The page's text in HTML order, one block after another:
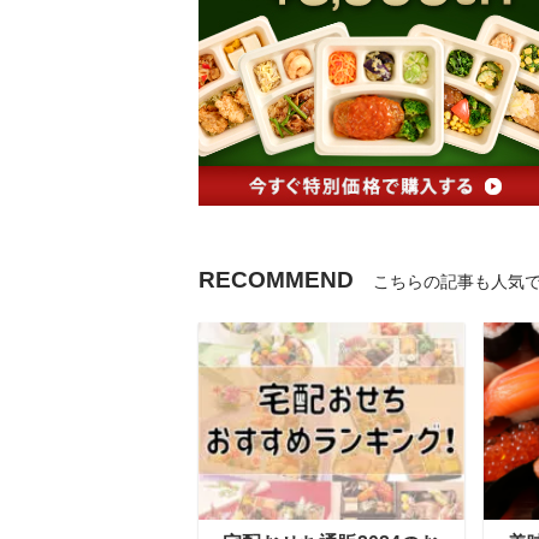
RECOMMEND こちらの記事も人気